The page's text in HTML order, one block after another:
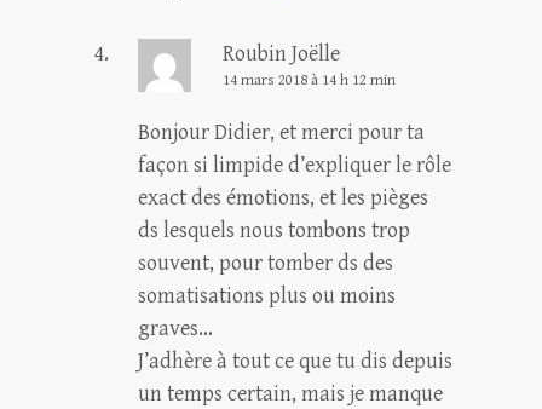
Roubin Joëlle
14 mars 2018 à 14 h 12 min
Bonjour Didier, et merci pour ta
façon si limpide d’expliquer le rôle
exact des émotions, et les pièges
ds lesquels nous tombons trop
souvent, pour tomber ds des
somatisations plus ou moins
graves…
J’adhère à tout ce que tu dis depuis
un temps certain, mais je manque